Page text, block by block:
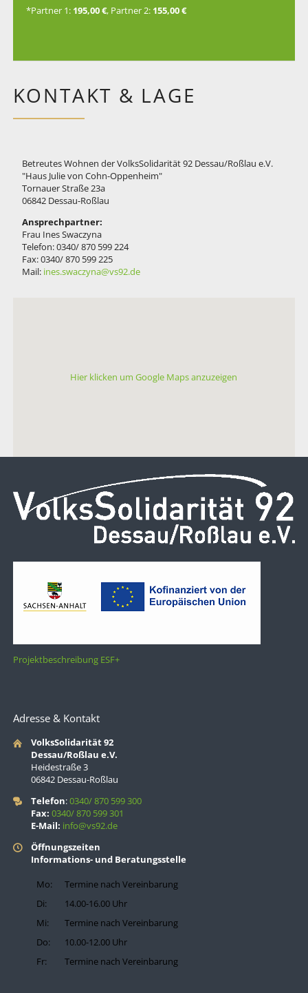
*Partner 1: 195,00 €, Partner 2: 155,00 €
KONTAKT & LAGE
Betreutes Wohnen der VolksSolidarität 92 Dessau/Roßlau e.V.
"Haus Julie von Cohn-Oppenheim"
Tornauer Straße 23a
06842 Dessau-Roßlau
Ansprechpartner:
Frau Ines Swaczyna
Telefon: 0340/ 870 599 224
Fax: 0340/ 870 599 225
Mail: ines.swaczyna@vs92.de
Hier klicken um Google Maps anzuzeigen
Projektbeschreibung ESF+
Adresse & Kontakt
VolksSolidarität 92
Dessau/Roßlau e.V.
Heidestraße 3
06842 Dessau-Roßlau
Telefon:0340/ 870 599 300
Fax: 0340/ 870 599 301
E-Mail: info@vs92.de
Öffnungszeiten
Informations- und Beratungsstelle
Mo:
Termine nach Vereinbarung
Di:
14.00-16.00 Uhr
Mi:
Termine nach Vereinbarung
Do:
10.00-12.00 Uhr
Fr:
Termine nach Vereinbarung